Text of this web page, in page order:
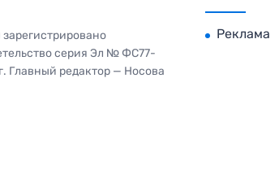
серия Эл № ФС77-
Главный редактор — Носова
Реклама